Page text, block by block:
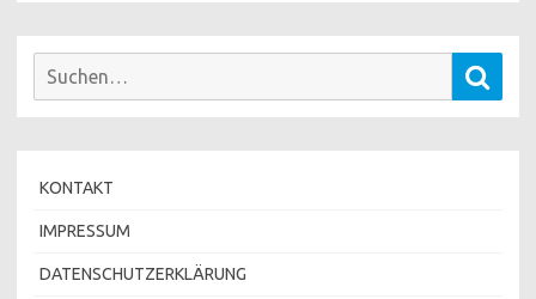
Suchen
KONTAKT
IMPRESSUM
DATENSCHUTZERKLÄRUNG